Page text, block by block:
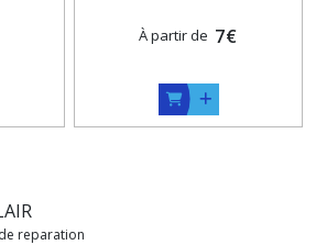
À partir de 7€
reparation